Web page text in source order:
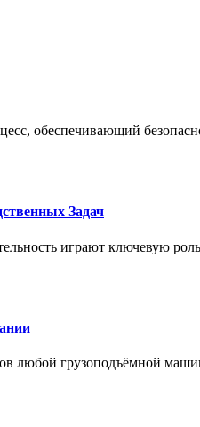
обеспечивающий
Задач
играют ключевую
любой грузоподъёмной